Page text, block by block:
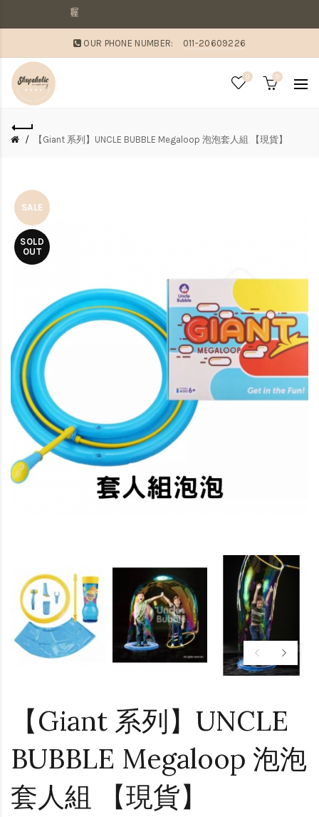
OUR PHONE NUMBER: 011-20609226
0 0
【Giant 系列】UNCLE BUBBLE Megaloop 泡泡套人組 【現貨】
SALE
SOLD
OUT
【Giant 系列】UNCLE
BUBBLE Megaloop 泡泡
套人組 【現貨】